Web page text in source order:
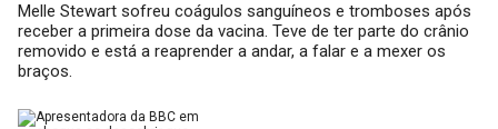
Melle Stewart sofreu coágulos sanguíneos e tromboses após
receber a primeira dose da vacina. Teve de ter parte do crânio
removido e está a reaprender a andar, a falar e a mexer os
braços.